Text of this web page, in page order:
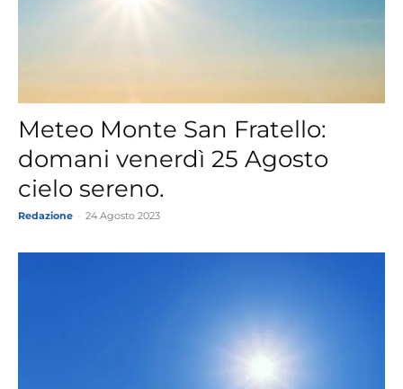
Meteo Monte San Fratello:
domani venerdì 25 Agosto
cielo sereno.
Redazione 24 Agosto 2023